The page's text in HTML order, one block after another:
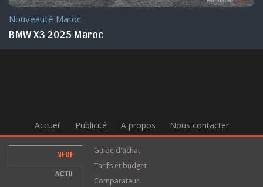
Nouveauté Maroc
BMW X3 2025 Maroc
Accueil Publicité A propos Nous contacter
NEUF
ACTU
Guide d'achat
Tarifs et budget
Comparateur